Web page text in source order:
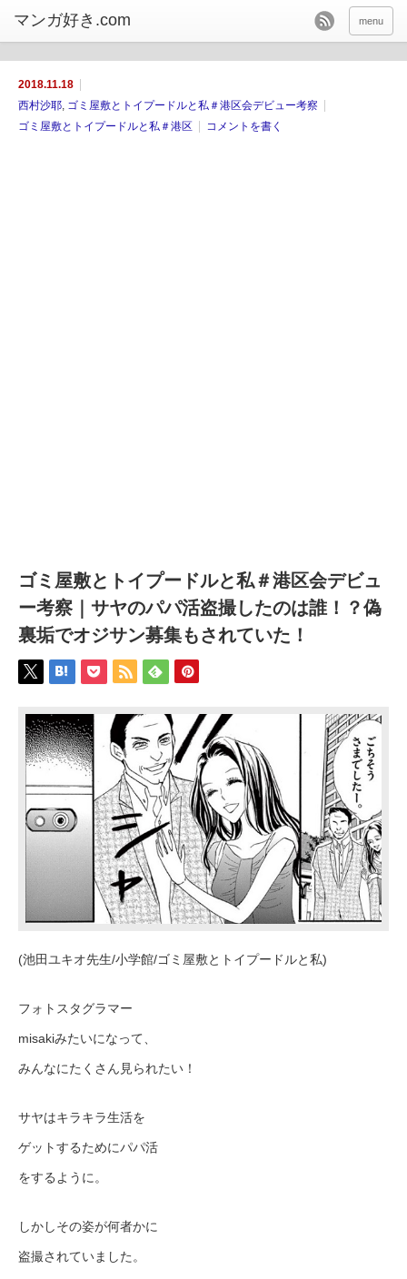
menu
2018.11.18
西村沙耶, ゴミ屋敷とトイプードルと私＃港区会デビュー考察
ゴミ屋敷とトイプードルと私＃港区
コメントを書く
ゴミ屋敷とトイプードルと私＃港区会デビュ
ー考察｜サヤのパパ活盗撮したのは誰！？偽
裏垢でオジサン募集もされていた！
(池田ユキオ先生/小学館/ゴミ屋敷とトイプードルと私)
フォトスタグラマー
misakiみたいになって、
みんなにたくさん見られたい！
サヤはキラキラ生活を
ゲットするためにパパ活
をするように。
しかしその姿が何者かに
盗撮されていました。